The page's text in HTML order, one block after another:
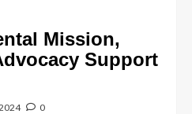
Mission,
Support
0